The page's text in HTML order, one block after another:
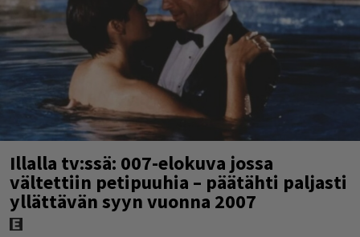
Illalla tv:ssä: 007-elokuva jossa
vältettiin petipuuhia – päätähti paljasti
yllättävän syyn vuonna 2007